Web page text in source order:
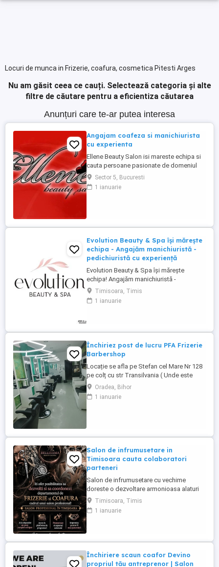
Locuri de munca in Frizerie, coafura, cosmetica Pitesti Arges
Nu am găsit ceea ce cauți. Selectează categoria și alte
filtre de căutare pentru a eficientiza căutarea
Anunțuri care te-ar putea interesa
Angajam coafeza si manichiurista
cu experienta
Ellene Beauty Salon isi mareste echipa si
cauta persoane pasionate de domeniul
beauty pentru posturile de coafeza si
manichiurista. Oferim contract individual
de munca. Program 6 ore pe zi sau o zi cu
Sector 5, Bucuresti
1 ianuarie
Evolution Beauty & Spa își mărește
echipa - Angajăm manichiuristă -
pedichiuristă cu experiență
Evolution Beauty & Spa își mărește
echipa! Angajăm manichiuristă -
pedichiuristă cu experiență Căutăm o
persoană serioasă, atentă la detalii, cu
experiență în manichiură pedichiură
de clienți formată - program stabil ...
Timisoara, Timis
1 ianuarie
Închiriez post de lucru PFA Frizerie
Barbershop
Locație se afla pe Stefan cel Mare Nr 128
pe colț cu str Transilvania ( Unde este
banca Transilvania și asigurări ) într-o
zonă foarte circulata zona Rogerius
spațiul pote fi folosit și pentru manichiură,
Oradea, Bihor
1 ianuarie
Salon de infrumusetare in
Timisoara cauta colaboratori
parteneri
Salon de infrumusetare cu vechime
doreste o dezvoltare armonioasa alaturi
de parteneri profesionali si pasionati de
domeniul frumusetii!
Timisoara, Timis
1 ianuarie
Închiriere scaun coafor Devino
propriul tău antreprenor | Salon